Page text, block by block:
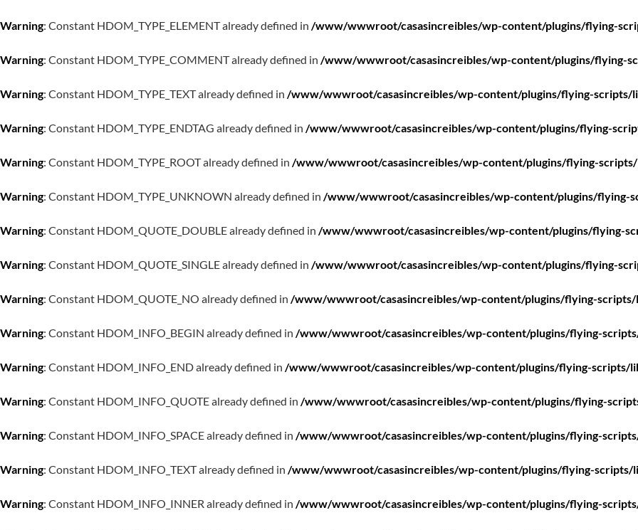
Warning: Constant HDOM_TYPE_ELEMENT already defined in /www/wwwroot/casasincreibles/wp-content/plugins/flying-
Warning: Constant HDOM_TYPE_COMMENT already defined in /www/wwwroot/casasincreibles/wp-content/plugins/flying-
Warning: Constant HDOM_TYPE_TEXT already defined in /www/wwwroot/casasincreibles/wp-content/plugins/flying-scripts/
Warning: Constant HDOM_TYPE_ENDTAG already defined in /www/wwwroot/casasincreibles/wp-content/plugins/flying-
Warning: Constant HDOM_TYPE_ROOT already defined in /www/wwwroot/casasincreibles/wp-content/plugins/flying-
Warning: Constant HDOM_TYPE_UNKNOWN already defined in /www/wwwroot/casasincreibles/wp-content/plugins/flying-
Warning: Constant HDOM_QUOTE_DOUBLE already defined in /www/wwwroot/casasincreibles/wp-content/plugins/flying-
Warning: Constant HDOM_QUOTE_SINGLE already defined in /www/wwwroot/casasincreibles/wp-content/plugins/flying-
Warning: Constant HDOM_QUOTE_NO already defined in /www/wwwroot/casasincreibles/wp-content/plugins/flying-scripts/
Warning: Constant HDOM_INFO_BEGIN already defined in /www/wwwroot/casasincreibles/wp-content/plugins/flying-
Warning: Constant HDOM_INFO_END already defined in /www/wwwroot/casasincreibles/wp-content/plugins/flying-scripts/
Warning: Constant HDOM_INFO_QUOTE already defined in /www/wwwroot/casasincreibles/wp-content/plugins/flying-
Warning: Constant HDOM_INFO_SPACE already defined in /www/wwwroot/casasincreibles/wp-content/plugins/flying-
Warning: Constant HDOM_INFO_TEXT already defined in /www/wwwroot/casasincreibles/wp-content/plugins/flying-scripts/
Warning: Constant HDOM_INFO_INNER already defined in /www/wwwroot/casasincreibles/wp-content/plugins/flying-